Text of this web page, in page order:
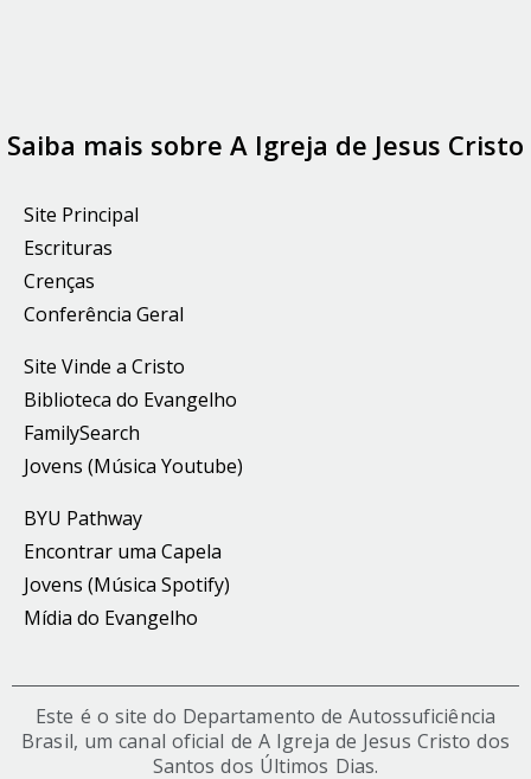
Saiba mais sobre A Igreja de Jesus Cristo
Site Principal
Escrituras
Crenças
Conferência Geral
Site Vinde a Cristo
Biblioteca do Evangelho
FamilySearch
Jovens (Música Youtube)
BYU Pathway
Encontrar uma Capela
Jovens (Música Spotify)
Mídia do Evangelho
Este é o site do Departamento de Autossuficiência
Brasil, um canal oficial de A Igreja de Jesus Cristo dos
Santos dos Últimos Dias.